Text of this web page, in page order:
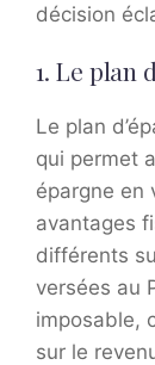
décision
1. Le plan
Le plan
qui permet
épargne en
avantages
différents
versées au
imposable,
sur le